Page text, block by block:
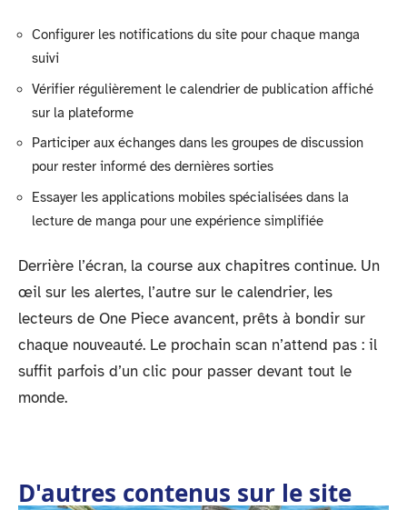
Configurer les notifications du site pour chaque manga
suivi
Vérifier régulièrement le calendrier de publication affiché
sur la plateforme
Participer aux échanges dans les groupes de discussion
pour rester informé des dernières sorties
Essayer les applications mobiles spécialisées dans la
lecture de manga pour une expérience simplifiée
Derrière l’écran, la course aux chapitres continue. Un
œil sur les alertes, l’autre sur le calendrier, les
lecteurs de One Piece avancent, prêts à bondir sur
chaque nouveauté. Le prochain scan n’attend pas : il
suffit parfois d’un clic pour passer devant tout le
monde.
D'autres contenus sur le site